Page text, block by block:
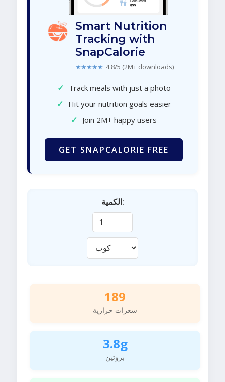
Smart Nutrition
Tracking with
SnapCalorie
★★★★★ 4.8/5 (2M+ downloads)
✓ Track meals with just a photo
✓ Hit your nutrition goals easier
✓ Join 2M+ happy users
GET SNAPCALORIE FREE
الكمية:
189
سعرات حرارية
3.8g
بروتين